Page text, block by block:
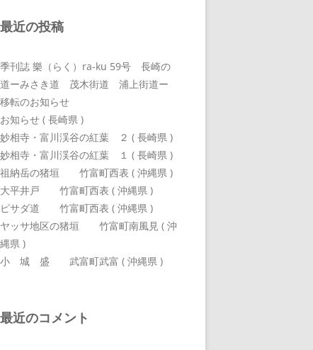
最近の投稿
季刊誌 樂（らく）ra-ku 59号 長崎の
道ーみさき道 茂木街道 浦上街道ー
移転のお知らせ
お知らせ ( 長崎県 )
妙相寺・富川渓谷の紅葉 ２ ( 長崎県 )
妙相寺・富川渓谷の紅葉 １ ( 長崎県 )
祖納岳の猪垣 竹富町西表 ( 沖縄県 )
大平井戸 竹富町西表 ( 沖縄県 )
ピサダ道 竹富町西表 ( 沖縄県 )
ヤッサ地区の猪垣 竹富町南風見 ( 沖
縄県 )
小 城 盛 武富町武富 ( 沖縄県 )
最近のコメント